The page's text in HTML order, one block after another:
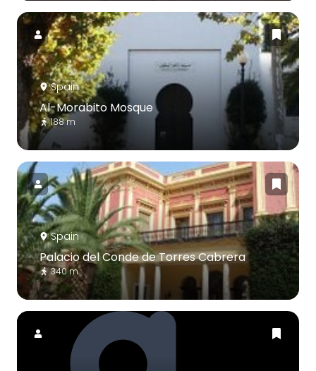
Spain
Al-Morabito Mosque
188 m
Spain
Palacio del Conde de Torres Cabrera
340 m